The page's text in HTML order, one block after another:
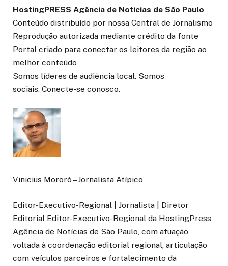
HostingPRESS Agência de Notícias de São Paulo
Conteúdo distribuído por nossa Central de Jornalismo
Reprodução autorizada mediante crédito da fonte
Portal criado para conectar os leitores da região ao
melhor conteúdo
Somos líderes de audiência local. Somos
sociais. Conecte-se conosco.
Vinicius Mororó – Jornalista Atípico
Editor-Executivo-Regional | Jornalista | Diretor
Editorial Editor-Executivo-Regional da HostingPress
Agência de Notícias de São Paulo, com atuação
voltada à coordenação editorial regional, articulação
com veículos parceiros e fortalecimento da